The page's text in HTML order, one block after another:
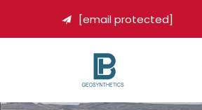
 [email protected]